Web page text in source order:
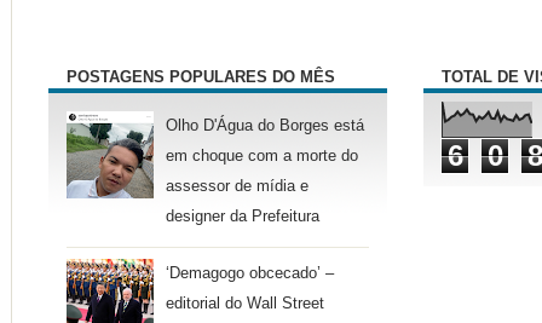
POSTAGENS POPULARES DO MÊS
Olho D'Água do Borges está
em choque com a morte do
assessor de mídia e
designer da Prefeitura
‘Demagogo obcecado’ –
editorial do Wall Street
TOTAL DE
6 0 8